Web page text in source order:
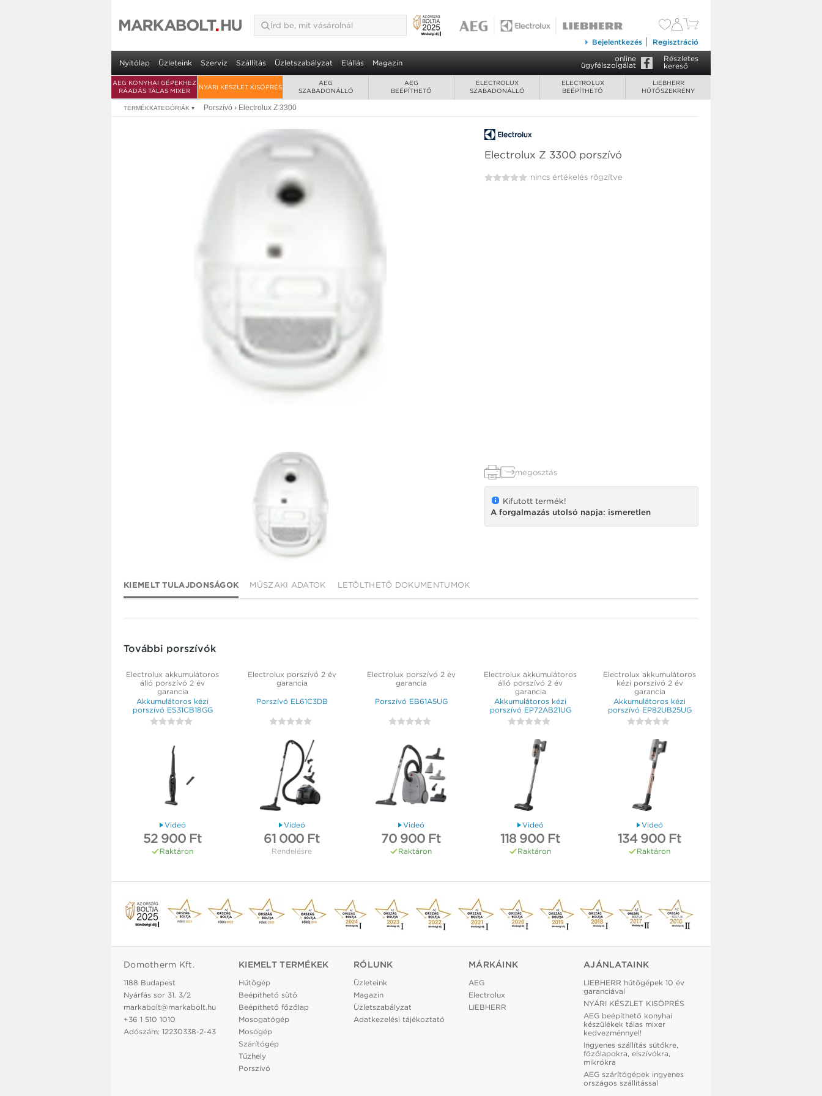
Bejelentkezés Regisztráció
Nyitólap Üzleteink Szerviz Szállítás Üzletszabályzat Elállás Magazin online
ügyfélszolgálat
Részletes
kereső
AEG KONYHAI GÉPEKHEZ
RÁADÁS TÁLAS MIXER
NYÁRI KÉSZLET KISÖPRÉS
AEG
SZABADONÁLLÓ
AEG
BEÉPÍTHETŐ
ELECTROLUX
SZABADONÁLLÓ
ELECTROLUX
BEÉPÍTHETŐ
LIEBHERR
HŰTŐSZEKRÉNY
TERMÉKKATEGÓRIÁK ▾ Porszívó › Electrolux Z 3300
Electrolux Z 3300 porszívó
nincs értékelés rögzítve
megosztás
Kifutott termék!
A forgalmazás utolsó napja: ismeretlen
KIEMELT TULAJDONSÁGOK MŰSZAKI ADATOK LETÖLTHETŐ DOKUMENTUMOK
További porszívók
Electrolux akkumulátoros
álló porszívó 2 év
garancia
Akkumulátoros kézi
porszívó ES31CB18GG
Videó
52 900 Ft
Raktáron
Electrolux porszívó 2 év
garancia
Porszívó EL61C3DB
Videó
61 000 Ft
Rendelésre
Electrolux porszívó 2 év
garancia
Porszívó EB61A5UG
Videó
70 900 Ft
Raktáron
Electrolux akkumulátoros
álló porszívó 2 év
garancia
Akkumulátoros kézi
porszívó EP72AB21UG
Videó
118 900 Ft
Raktáron
Electrolux akkumulátoros
kézi porszívó 2 év
garancia
Akkumulátoros kézi
porszívó EP82UB25UG
Videó
134 900 Ft
Raktáron
Domotherm Kft.
1188 Budapest
Nyárfás sor 31. 3/2
markabolt@markabolt.hu
+36 1 510 1010
Adószám: 12230338-2-43
KIEMELT TERMÉKEK
Hűtőgép
Beépíthető sütő
Beépíthető főzőlap
Mosogatógép
Mosógép
Szárítógép
Tűzhely
Porszívó
RÓLUNK
Üzleteink
Magazin
Üzletszabályzat
Adatkezelési tájékoztató
MÁRKÁINK
AEG
Electrolux
LIEBHERR
AJÁNLATAINK
LIEBHERR hűtőgépek 10 év
garanciával
NYÁRI KÉSZLET KISÖPRÉS
AEG beépíthető konyhai
készülékek tálas mixer
kedvezménnyel!
Ingyenes szállítás sütőkre,
főzőlapokra, elszívókra,
mikrókra
AEG szárítógépek ingyenes
országos szállítással